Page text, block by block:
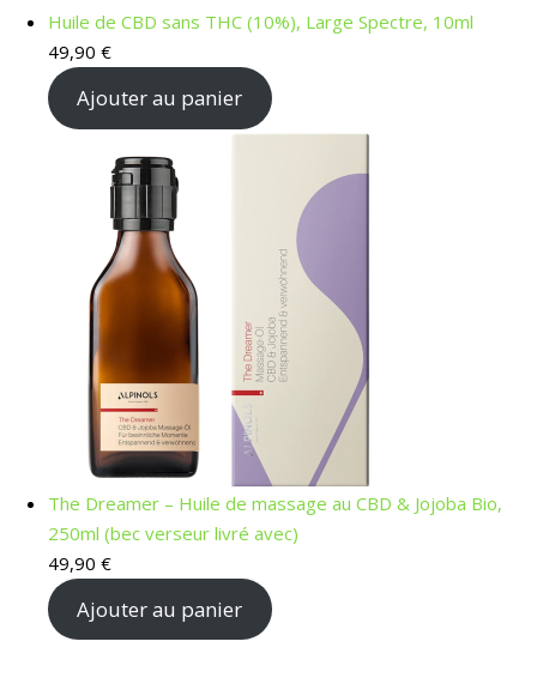
Huile de CBD sans THC (10%), Large Spectre, 10ml
49,90 €
Ajouter au panier
The Dreamer – Huile de massage au CBD & Jojoba Bio,
250ml (bec verseur livré avec)
49,90 €
Ajouter au panier